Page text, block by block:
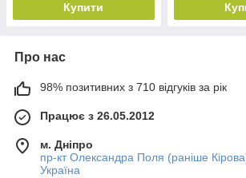
Купити
Про нас
98% позитивних з 710 відгуків за рік
Працює з 26.05.2012
м. Дніпро
пр-кт Олександра Поля (раніше
Україна